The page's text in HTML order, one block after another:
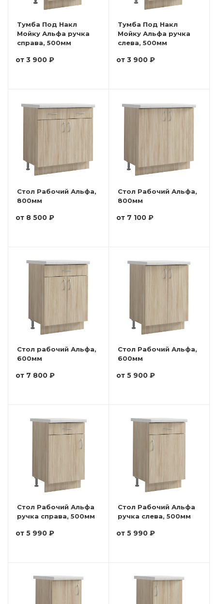
Тумба Под Накл
Мойку Альфа ручка
справа, 500мм
от 3 900 ₽
Тумба Под Накл
Мойку Альфа ручка
слева, 500мм
от 3 900 ₽
Стол Рабочий Альфа,
800мм
от 8 500 ₽
Стол Рабочий Альфа,
800мм
от 7 100 ₽
Стол рабочий Альфа,
600мм
от 7 800 ₽
Стол Рабочий Альфа,
600мм
от 5 900 ₽
Стол Рабочий Альфа
ручка справа, 500мм
от 5 990 ₽
Стол Рабочий Альфа
ручка слева, 500мм
от 5 990 ₽